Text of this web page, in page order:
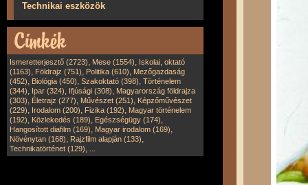
Technikai eszközök
Ismeretterjesztő (2723), Mese (1554), Iskolai, oktató
(1163), Földrajz (751), Politika (610), Mezőgazdaság
(452), Biológia (450), Szakoktató (398), Történelem
(344), Ipar (324), Ifjúsági (308), Magyarország földrajza
(303), Életrajz (277), Művészet (251), Képzőművészet
(229), Irodalom (200), Fizika (192), Magyar történelem
(192), Közlekedés (189), Egészségügy (174),
Hangosított diafilm (169), Magyar irodalom (169),
Növénytan (168), Rajzfilm alapján (133),
Technikatörténet (129),